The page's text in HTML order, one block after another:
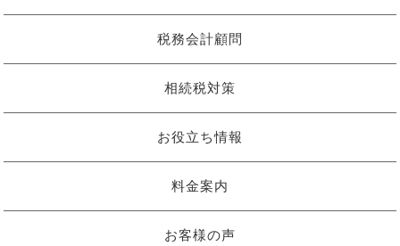
税務会計顧問
相続税対策
お役立ち情報
料金案内
お客様の声